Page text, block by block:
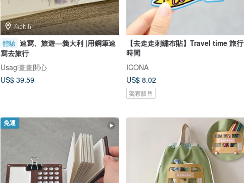
台北市
體驗 速寫、旅遊—義大利 |用鋼筆速
寫去旅行
Usagi畫畫開心
US$ 39.59
【去走走刺繡布貼】Travel time 旅行
時間
ICONA
US$ 8.02
獨家販售
免運